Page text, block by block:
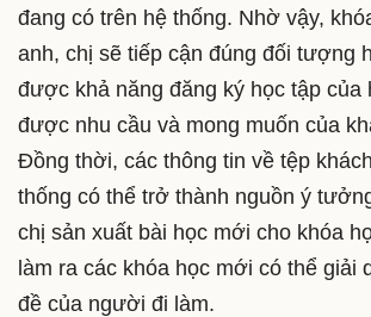
đang có trên hệ thống. Nhờ vậy,
anh, chị sẽ tiếp cận đúng đối tượng
được khả năng đăng ký học tập của
được nhu cầu và mong muốn của
Đồng thời, các thông tin về tệp
thống có thể trở thành nguồn ý
chị sản xuất bài học mới cho khóa
làm ra các khóa học mới có thể giải
đề của người đi làm.